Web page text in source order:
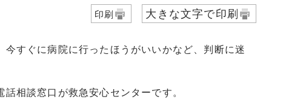
印刷 大きな文字で印刷
すぐに病院に行ったほうがいいかなど、判断に迷
相談窓口が救急安心センターです。